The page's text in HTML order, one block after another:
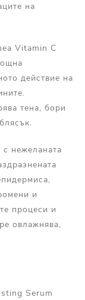
на
Vitamin C
действие на
тена, бори
нежеланата
и
процеси и
овлажнява,
Serum